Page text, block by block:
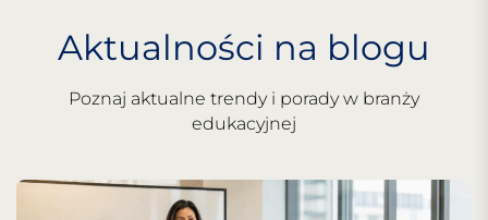
Aktualności na blogu
Poznaj aktualne trendy i porady w branży
edukacyjnej